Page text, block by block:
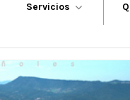
Servicios